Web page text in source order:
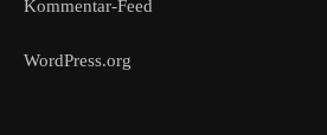
Kommentar-Feed
WordPress.org